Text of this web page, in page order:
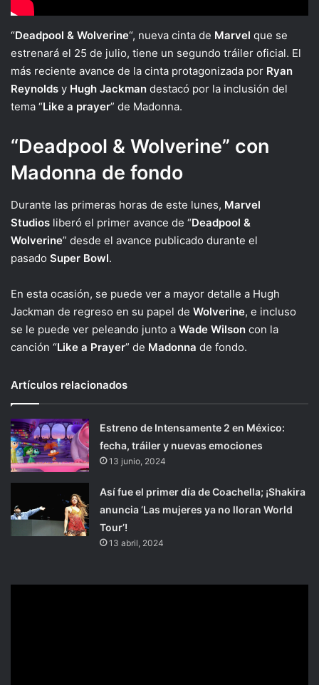
“Deadpool & Wolverine“, nueva cinta de Marvel que se
estrenará el 25 de julio, tiene un segundo tráiler oficial. El
más reciente avance de la cinta protagonizada por Ryan
Reynolds y Hugh Jackman destacó por la inclusión del
tema “Like a prayer” de Madonna.
“Deadpool & Wolverine” con
Madonna de fondo
Durante las primeras horas de este lunes, Marvel
Studios liberó el primer avance de “Deadpool &
Wolverine” desde el avance publicado durante el
pasado Super Bowl.
En esta ocasión, se puede ver a mayor detalle a Hugh
Jackman de regreso en su papel de Wolverine, e incluso
se le puede ver peleando junto a Wade Wilson con la
canción “Like a Prayer” de Madonna de fondo.
Artículos relacionados
Estreno de Intensamente 2 en México:
fecha, tráiler y nuevas emociones
13 junio, 2024
Así fue el primer día de Coachella; ¡Shakira
anuncia ‘Las mujeres ya no lloran World
Tour’!
13 abril, 2024